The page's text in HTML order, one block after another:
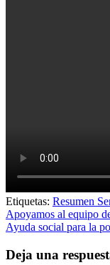
Etiquetas: Resumen
Navegación
de
entradas
Apoyamos al equipo
Ayuda social para la
Deja una